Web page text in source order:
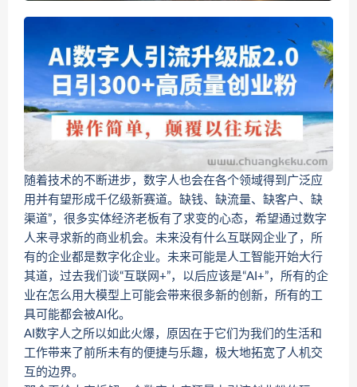
随着技术的不断进步，数字人也会在各个领域得到广泛应
用并有望形成千亿级新赛道。缺钱、缺流量、缺客户、缺
渠道”，很多实体经济老板有了求变的心态，希望通过数字
人来寻求新的商业机会。未来没有什么互联网企业了，所
有的企业都是数字化企业。未来可能是人工智能开始大行
其道，过去我们谈“互联网+”，以后应该是“AI+”，所有的企
业在怎么用大模型上可能会带来很多新的创新，所有的工
具可能都会被AI化。
AI数字人之所以如此火爆，原因在于它们为我们的生活和
工作带来了前所未有的便捷与乐趣，极大地拓宽了人机交
互的边界。